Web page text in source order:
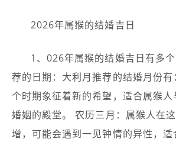
2026年属猴的结婚吉日
1、026年属猴的结婚吉日有多
荐的日期：大利月推荐的结婚月份有
个时期象征着新的希望，适合属猴人
婚姻的殿堂。 农历三月：属猴人在
增，可能会遇到一见钟情的异性，适